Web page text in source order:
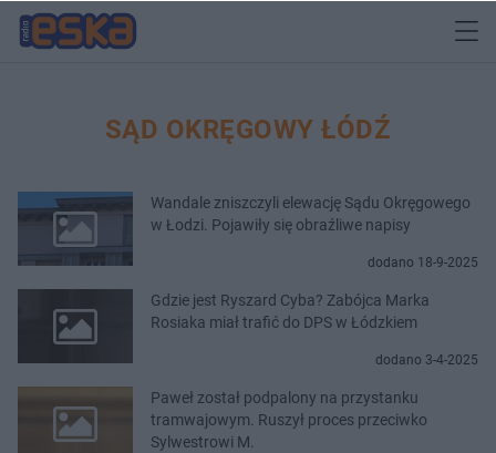
SĄD OKRĘGOWY ŁÓDŹ
Wandale zniszczyli elewację Sądu Okręgowego
w Łodzi. Pojawiły się obraźliwe napisy
dodano 18-9-2025
Gdzie jest Ryszard Cyba? Zabójca Marka
Rosiaka miał trafić do DPS w Łódzkiem
dodano 3-4-2025
Paweł został podpalony na przystanku
tramwajowym. Ruszył proces przeciwko
Sylwestrowi M.